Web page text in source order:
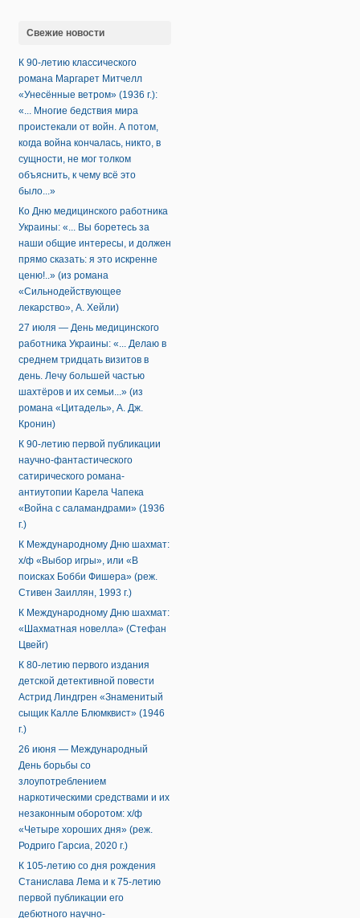
Свежие новости
К 90-летию классического
романа Маргарет Митчелл
«Унесённые ветром» (1936 г.):
«... Многие бедствия мира
проистекали от войн. А потом,
когда война кончалась, никто, в
сущности, не мог толком
объяснить, к чему всё это
было...»
Ко Дню медицинского работника
Украины: «... Вы боретесь за
наши общие интересы, и должен
прямо сказать: я это искренне
ценю!..» (из романа
«Сильнодействующее
лекарство», А. Хейли)
27 июля — День медицинского
работника Украины: «... Делаю в
среднем тридцать визитов в
день. Лечу большей частью
шахтёров и их семьи...» (из
романа «Цитадель», А. Дж.
Кронин)
К 90-летию первой публикации
научно-фантастического
сатирического романа-
антиутопии Карела Чапека
«Война с саламандрами» (1936
г.)
К Международному Дню шахмат:
х/ф «Выбор игры», или «В
поисках Бобби Фишера» (реж.
Стивен Заиллян, 1993 г.)
К Международному Дню шахмат:
«Шахматная новелла» (Стефан
Цвейг)
К 80-летию первого издания
детской детективной повести
Астрид Линдгрен «Знаменитый
сыщик Калле Блюмквист» (1946
г.)
26 июня — Международный
День борьбы со
злоупотреблением
наркотическими средствами и их
незаконным оборотом: х/ф
«Четыре хороших дня» (реж.
Родриго Гарсиа, 2020 г.)
К 105-летию со дня рождения
Станислава Лема и к 75-летию
первой публикации его
дебютного научно-